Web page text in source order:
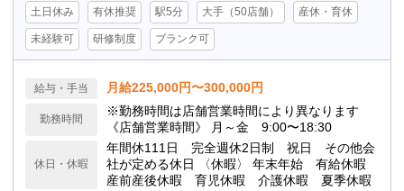
土日休み 有休推奨 駅5分 大手（50店舗） 産休・育休
未経験可 研修制度 ブランク可
給与・手当 月給225,000円〜300,000円
勤務時間
※勤務時間は店舗営業時間により異なります
《店舗営業時間》 月～金 9:00〜18:30
休日・休暇
年間休111日 完全週休2日制 祝日 その他会
社が定める休日 〈休暇〉 年末年始 有給休暇
産前産後休暇 育児休暇 介護休暇 夏季休暇